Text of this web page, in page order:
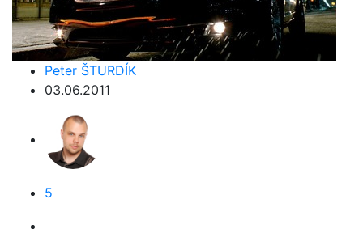
Peter ŠTURDÍK
03.06.2011
5